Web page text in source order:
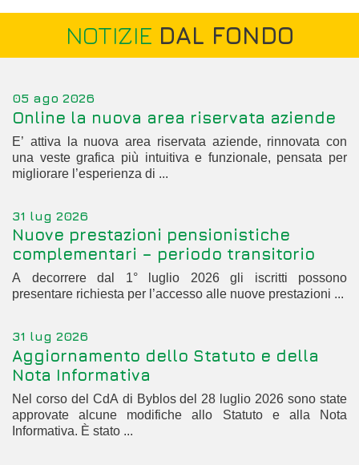
NOTIZIE DAL FONDO
05 ago 2026
Online la nuova area riservata aziende
E’ attiva la nuova area riservata aziende, rinnovata con
una veste grafica più intuitiva e funzionale, pensata per
migliorare l’esperienza di ...
31 lug 2026
Nuove prestazioni pensionistiche
complementari – periodo transitorio
A decorrere dal 1° luglio 2026 gli iscritti possono
presentare richiesta per l’accesso alle nuove prestazioni ...
31 lug 2026
Aggiornamento dello Statuto e della
Nota Informativa
Nel corso del CdA di Byblos del 28 luglio 2026 sono state
approvate alcune modifiche allo Statuto e alla Nota
Informativa. È stato ...